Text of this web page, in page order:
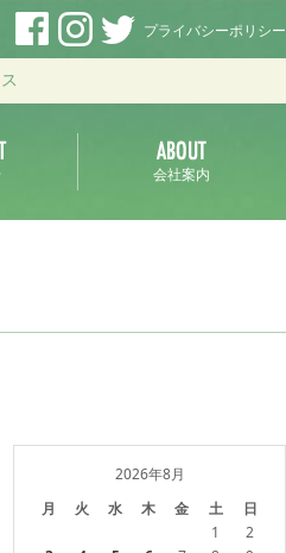
プライバシーポリシー
会社案内
2026年8月
月
火 水 木 金 土 日
1
2